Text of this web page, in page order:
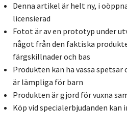
Denna artikel är helt ny, i
licensierad
Fotot är av en prototyp under
något från den faktiska
färgskillnader och bas
Produkten kan ha vassa
är lämpliga för barn
Produkten är gjord för vuxna
Köp vid specialerbjudanden kan